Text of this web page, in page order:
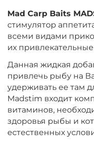
Mad Carp Baits
стимулятор
всеми видами
их
Данная жидкая
привлечь рыбу на
удерживать ее там
Madstim входит
витаминов,
здоровья рыбы и
естественных